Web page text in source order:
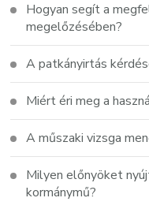
Hogyan segít a
megelőzésében?
A patkányirtás
Miért éri meg a
A műszaki vizsga
Milyen előnyöket
kormánymű?